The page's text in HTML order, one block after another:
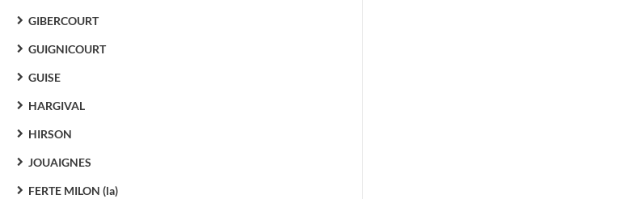
GIBERCOURT
GUIGNICOURT
GUISE
HARGIVAL
HIRSON
JOUAIGNES
FERTE MILON (la)